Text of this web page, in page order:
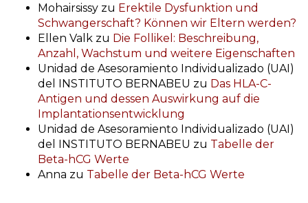
Mohairsissy zu Erektile Dysfunktion und
Schwangerschaft? Können wir Eltern werden?
Ellen Valk zu Die Follikel: Beschreibung,
Anzahl, Wachstum und weitere Eigenschaften
Unidad de Asesoramiento Individualizado (UAI)
del INSTITUTO BERNABEU zu Das HLA-C-
Antigen und dessen Auswirkung auf die
Implantationsentwicklung
Unidad de Asesoramiento Individualizado (UAI)
del INSTITUTO BERNABEU zu Tabelle der
Beta-hCG Werte
Anna zu Tabelle der Beta-hCG Werte